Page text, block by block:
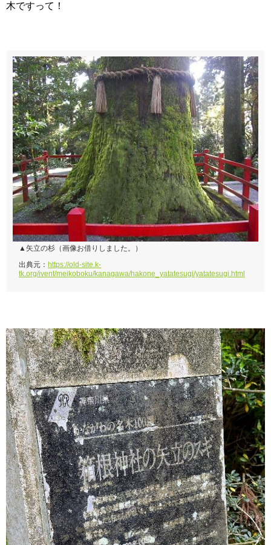
木ですって！
▲矢立の杉（画像お借りしました。）
出典元： https://old-site.k-
tk.org/ivent/meikoboku/kanagawa/hakone_yatatesugi/yatatesugi.html